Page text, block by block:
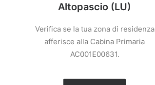
Altopascio (LU)
Verifica se la tua zona di residenza
afferisce alla Cabina Primaria
AC001E00631.